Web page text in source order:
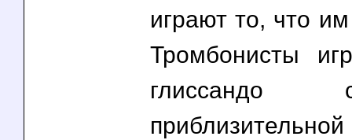
играют то, что им
Тромбонисты